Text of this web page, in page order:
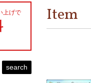
Item
上げで
search